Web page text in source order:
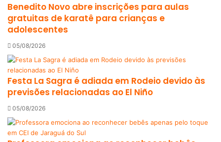
Benedito Novo abre inscrições para aulas
gratuitas de karatê para crianças e
adolescentes
05/08/2026
Festa La Sagra é adiada em Rodeio devido às
previsões relacionadas ao El Niño
05/08/2026